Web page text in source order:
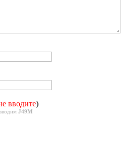
вводите)
вводим J49M